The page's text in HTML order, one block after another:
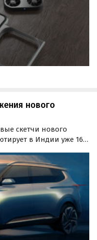
нового
скетчи нового
в Индии уже 16
получит
салон и